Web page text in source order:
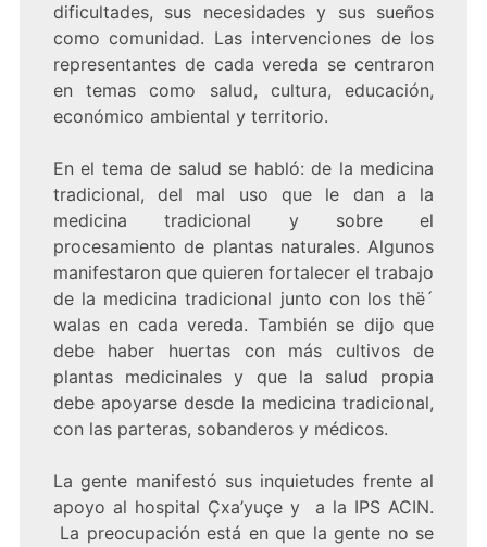
dificultades, sus necesidades y sus sueños
como comunidad. Las intervenciones de los
representantes de cada vereda se centraron
en temas como salud, cultura, educación,
económico ambiental y territorio.
En el tema de salud se habló: de la medicina
tradicional, del mal uso que le dan a la
medicina tradicional y sobre el
procesamiento de plantas naturales. Algunos
manifestaron que quieren fortalecer el trabajo
de la medicina tradicional junto con los thë´
walas en cada vereda. También se dijo que
debe haber huertas con más cultivos de
plantas medicinales y que la salud propia
debe apoyarse desde la medicina tradicional,
con las parteras, sobanderos y médicos.
La gente manifestó sus inquietudes frente al
apoyo al hospital Çxa’yuçe y a la IPS ACIN.
La preocupación está en que la gente no se